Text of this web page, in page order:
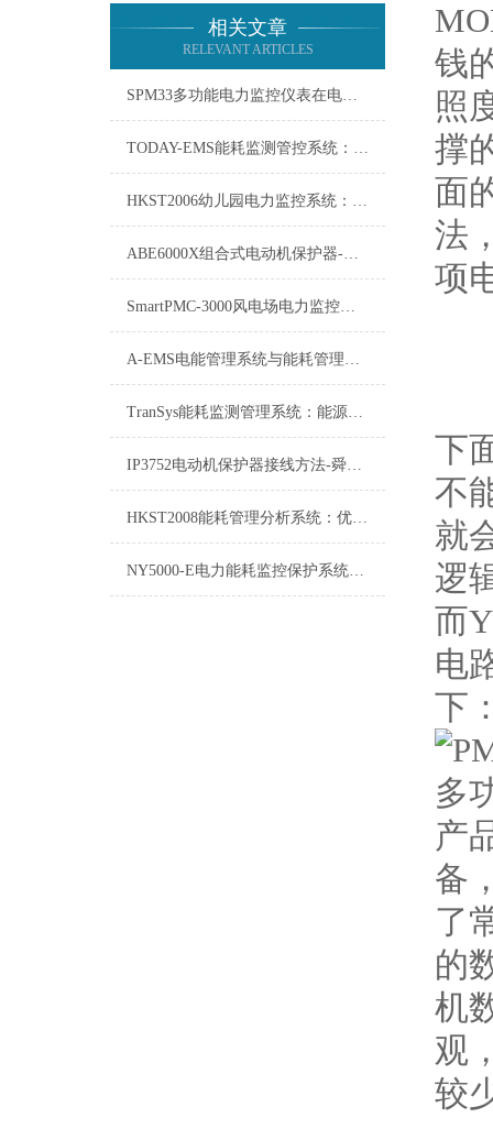
相关文章
RELEVANT ARTICLES
SPM33多功能电力监控仪表在电力系统中的应用
TODAY-EMS能耗监测管控系统：驱动绿色转型的智慧引擎
HKST2006幼儿园电力监控系统：为孩子们撑起用电安全的保护伞
ABE6000X组合式电动机保护器-规格示例
SmartPMC-3000风电场电力监控系统：驱动绿色能源转型的智能中枢
A-EMS电能管理系统与能耗管理系统介绍
TranSys能耗监测管理系统：能源管理的智慧之翼
IP3752电动机保护器接线方法-舜高智能
HKST2008能耗管理分析系统：优化能源利用，推动绿色发展
NY5000-E电力能耗监控保护系统：助力电力高效利用与安全保障
钱
照
撑
面
法
项
下
不
就
逻
而
电
下
多
产
备
了
的
机
观
较